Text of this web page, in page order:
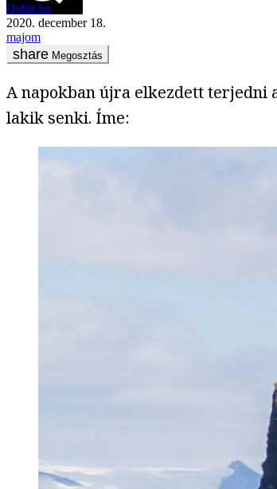
Qubit.hu
2020. december 18.
majom
Megosztás
A napokban újra elkezdett terjedni
lakik senki. Íme: